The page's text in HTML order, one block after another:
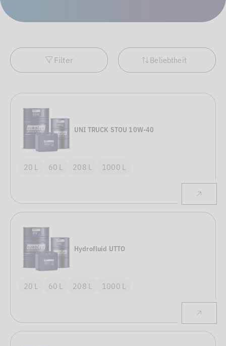
Filter Beliebtheit
UNI TRUCK STOU 10W-40
20 L 60 L 208 L 1000 L
Hydrofluid UTTO
20 L 60 L 208 L 1000 L